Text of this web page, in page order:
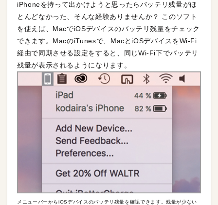
iPhoneを持って出かけようと思ったらバッテリ残量がほ
とんどなかった、そんな経験ありませんか？ このソフト
を使えば、MacでiOSデバイスのバッテリ残量をチェック
できます。MacのiTunesで、MacとiOSデバイスをWi-Fi
経由で同期させる設定をすると、同じWi-Fi下でバッテリ
残量が表示されるようになります。
メニューバーからiOSデバイスのバッテリ残量を確認できます。残量が少ない